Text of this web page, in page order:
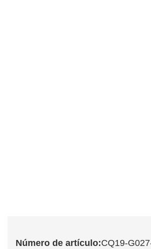
Número de artículo:CQ19-